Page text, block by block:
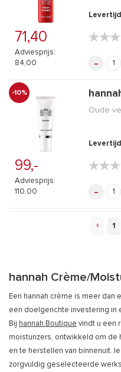
71,40
Adviesprijs:
84,00
-
-10%
99,-
Adviesprijs:
110,00
Oude
-
1
hannah Crème/
Een hannah crème is meer
een doelgerichte investering in
Bij hannah Boutique vindt u een
moisturizers, ontwikkeld om de
en te herstellen van binnenuit.
zorgvuldig geselecteerde